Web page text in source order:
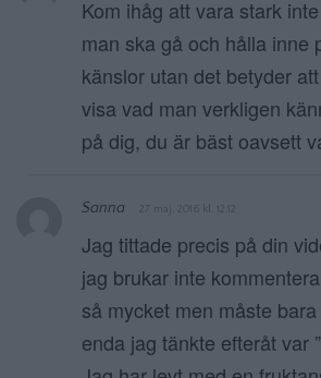
Kom ihåg att vara stark
man ska gå och hålla inne
känslor utan det betyder
visa vad man verkligen
på dig, du är bäst oavsett
Sanna 27 maj, 2016 kl. 12:12
Jag tittade precis på din
jag brukar inte
så mycket men måste
enda jag tänkte efteråt var